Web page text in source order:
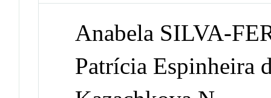
Anabela SILVA-
Patrícia Espinheira